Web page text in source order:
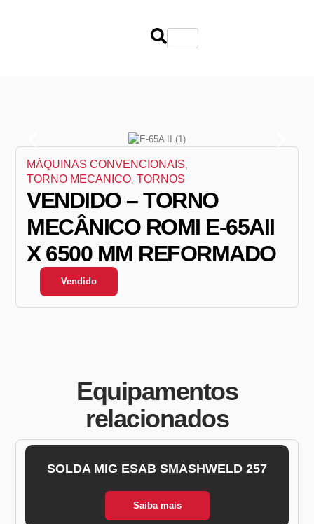
MÁQUINAS CONVENCIONAIS,
TORNO MECANICO, TORNOS
VENDIDO – TORNO
MECÂNICO ROMI E-65AII
X 6500 MM REFORMADO
Vendido
Equipamentos
relacionados
SOLDA MIG ESAB SMASHWELD 257
Saiba mais